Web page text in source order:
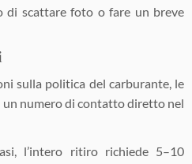
di scattare foto o fare un breve
sulla politica del carburante, le
un numero di contatto diretto nel
l’intero ritiro richiede 5–10